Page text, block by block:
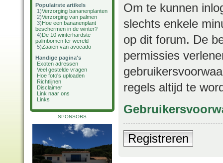
Populairste artikels
1)Verzorging bananenplanten
2)Verzorging van palmen
3)Hoe een bananenplant
beschermen in de winter?
4)De 10 winterhardste
palmbomen ter wereld
5)Zaaien van avocado
Handige pagina's
Exoten adressen
Veel gestelde vragen
Hoe foto's uploaden
Richtlijnen
Disclaimer
Link naar ons
Links
SPONSORS
Om te kunnen
slechts enkele
op dit forum. De
permissies
regels altijd te
Registreren